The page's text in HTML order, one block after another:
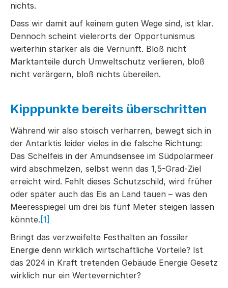
nichts.
Dass wir damit auf keinem guten Wege sind, ist klar.
Dennoch scheint vielerorts der Opportunismus
weiterhin stärker als die Vernunft. Bloß nicht
Marktanteile durch Umweltschutz verlieren, bloß
nicht verärgern, bloß nichts übereilen.
Kipppunkte bereits überschritten
Während wir also stoisch verharren, bewegt sich in
der Antarktis leider vieles in die falsche Richtung:
Das Schelfeis in der Amundsensee im Südpolarmeer
wird abschmelzen, selbst wenn das 1,5-Grad-Ziel
erreicht wird. Fehlt dieses Schutzschild, wird früher
oder später auch das Eis an Land tauen – was den
Meeresspiegel um drei bis fünf Meter steigen lassen
könnte. [1]
Bringt das verzweifelte Festhalten an fossiler
Energie denn wirklich wirtschaftliche Vorteile? Ist
das 2024 in Kraft tretenden Gebäude Energie Gesetz
wirklich nur ein Wertevernichter?